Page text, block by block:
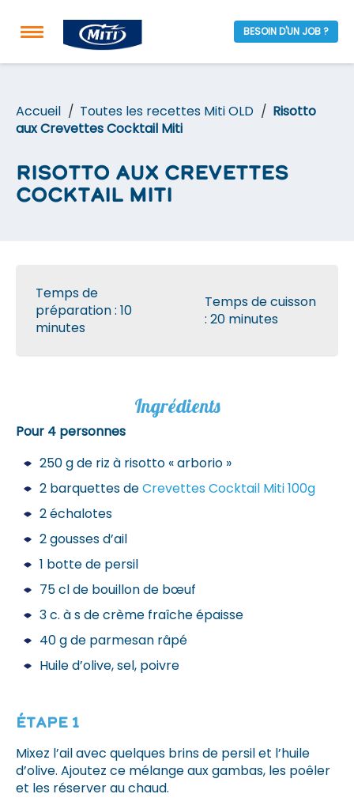
BESOIN D'UN JOB ?
Accueil Toutes les recettes Miti OLD
Risotto
aux Crevettes Cocktail Miti
Risotto aux Crevettes
Cocktail Miti
Temps de
préparation : 10
minutes
Temps de cuisson
: 20 minutes
Ingrédients
Pour 4 personnes
250 g de riz à risotto « arborio »
2 barquettes deCrevettes Cocktail Miti 100g
2 échalotes
2 gousses d’ail
1 botte de persil
75 cl de bouillon de bœuf
3 c. à s de crème fraîche épaisse
40 g de parmesan râpé
Huile d’olive, sel, poivre
Étape 1
Mixez l’ail avec quelques brins de persil et l’huile
d’olive. Ajoutez ce mélange aux gambas, les poêler
et les réserver au chaud.